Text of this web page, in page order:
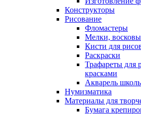
Конструкторы
Рисование
Фломастеры
Мелки,
Кисти для
Раскраски
Трафареты для
красками
Акварель
Нумизматика
Материалы для
Бумага